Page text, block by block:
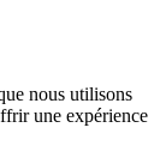
nous utilisons
une expérience